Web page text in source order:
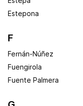
Estepona
F
Fernán-Núñez
Fuengirola
Fuente Palmera